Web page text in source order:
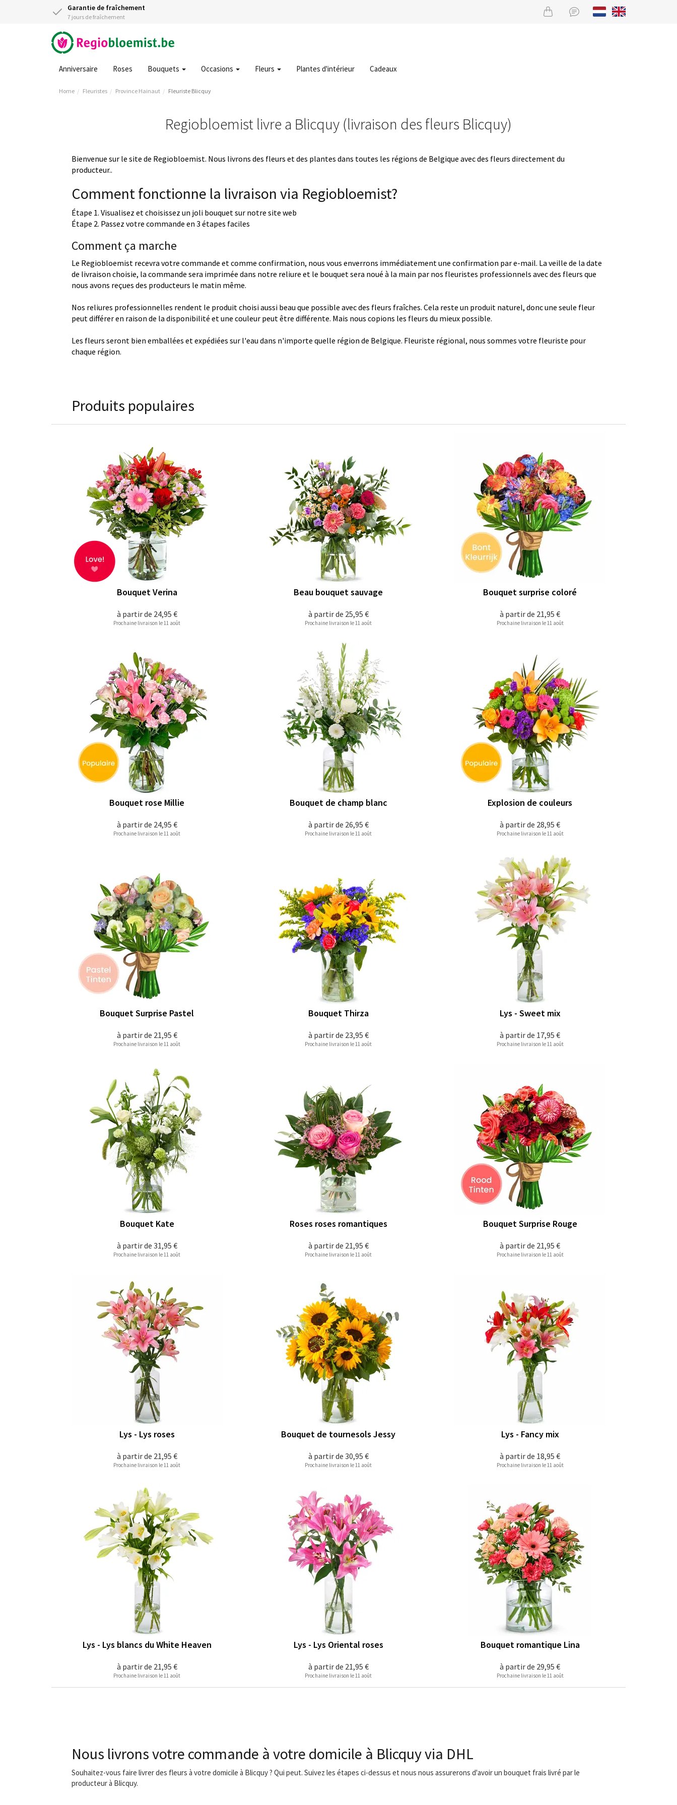
Garantie de fraîchement
7 jours de fraîchement
Anniversaire Roses Bouquets Occasions Fleurs Plantes d'intérieur Cadeaux
Home Fleuristes Province Hainaut Fleuriste Blicquy
Regiobloemist livre a Blicquy (livraison des fleurs Blicquy)
Bienvenue sur le site de Regiobloemist. Nous livrons des fleurs et des plantes dans toutes les régions de Belgique avec des fleurs directement du
producteur..
Comment fonctionne la livraison via Regiobloemist?
Étape 1. Visualisez et choisissez un joli bouquet sur notre site web
Étape 2. Passez votre commande en 3 étapes faciles
Comment ça marche
Le Regiobloemist recevra votre commande et comme confirmation, nous vous enverrons immédiatement une confirmation par e-mail. La veille de la date
de livraison choisie, la commande sera imprimée dans notre reliure et le bouquet sera noué à la main par nos fleuristes professionnels avec des fleurs que
nous avons reçues des producteurs le matin même.
Nos reliures professionnelles rendent le produit choisi aussi beau que possible avec des fleurs fraîches. Cela reste un produit naturel, donc une seule fleur
peut différer en raison de la disponibilité et une couleur peut être différente. Mais nous copions les fleurs du mieux possible.
Les fleurs seront bien emballées et expédiées sur l'eau dans n'importe quelle région de Belgique. Fleuriste régional, nous sommes votre fleuriste pour
chaque région.
Produits populaires
à partir de 24,95 €
Bouquet Verina
Prochaine livraison le 11 août
à partir de 25,95 €
Beau bouquet sauvage
Prochaine livraison le 11 août
à partir de 21,95 €
Bouquet surprise coloré
Prochaine livraison le 11 août
à partir de 24,95 €
Bouquet rose Millie
Prochaine livraison le 11 août
à partir de 26,95 €
Bouquet de champ blanc
Prochaine livraison le 11 août
à partir de 28,95 €
Explosion de couleurs
Prochaine livraison le 11 août
à partir de 21,95 €
Bouquet Surprise Pastel
Prochaine livraison le 11 août
à partir de 23,95 €
Bouquet Thirza
Prochaine livraison le 11 août
à partir de 17,95 €
Lys - Sweet mix
Prochaine livraison le 11 août
à partir de 31,95 €
Bouquet Kate
Prochaine livraison le 11 août
à partir de 21,95 €
Roses roses romantiques
Prochaine livraison le 11 août
à partir de 21,95 €
Bouquet Surprise Rouge
Prochaine livraison le 11 août
à partir de 21,95 €
Lys - Lys roses
Prochaine livraison le 11 août
à partir de 30,95 €
Bouquet de tournesols Jessy
Prochaine livraison le 11 août
à partir de 18,95 €
Lys - Fancy mix
Prochaine livraison le 11 août
à partir de 21,95 €
Lys - Lys blancs du White Heaven
Prochaine livraison le 11 août
à partir de 21,95 €
Lys - Lys Oriental roses
Prochaine livraison le 11 août
à partir de 29,95 €
Bouquet romantique Lina
Prochaine livraison le 11 août
Nous livrons votre commande à votre domicile à Blicquy via DHL
Souhaitez-vous faire livrer des fleurs à votre domicile à Blicquy ? Qui peut. Suivez les étapes ci-dessus et nous nous assurerons d'avoir un bouquet frais livré par le
producteur à Blicquy.